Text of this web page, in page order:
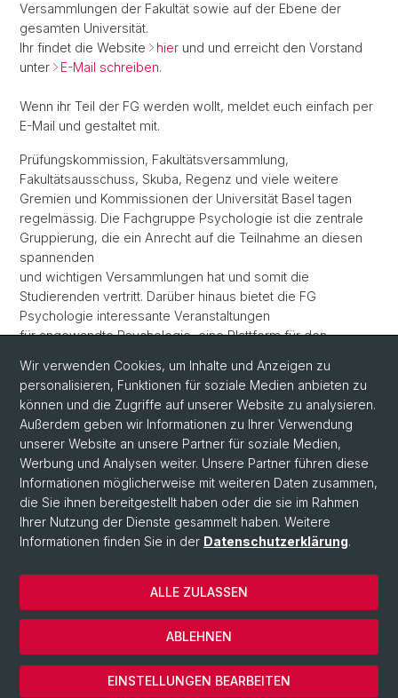
Versammlungen der Fakultät sowie auf der Ebene der
gesamten Universität.
Ihr findet die Website
hier und und erreicht den Vorstand
unter
E-Mail schreiben.
Wenn ihr Teil der FG werden wollt, meldet euch einfach per
E-Mail und gestaltet mit.
Prüfungskommission, Fakultätsversammlung,
Fakultätsausschuss, Skuba, Regenz und viele weitere
Gremien und Kommissionen der Universität Basel tagen
regelmässig. Die Fachgruppe Psychologie ist die zentrale
Gruppierung, die ein Anrecht auf die Teilnahme an diesen
spannenden
und wichtigen Versammlungen hat und somit die
Studierenden vertritt. Darüber hinaus bietet die FG
Psychologie interessante Veranstaltungen
für angewandte Psychologie, eine Plattform für den
Möglichkeit, sich der Fakultät zu vernetzen.
Jede*r ist herzlichst eingeladen mitzugestalten!
© Universität Basel
Datenschutzerklärung
Wir verwenden Cookies, um Inhalte und Anzeigen zu
personalisieren, Funktionen für soziale Medien anbieten zu
können und die Zugriffe auf unserer Website zu analysieren.
Außerdem geben wir Informationen zu Ihrer Verwendung
unserer Website an unsere Partner für soziale Medien,
Werbung und Analysen weiter. Unsere Partner führen diese
Informationen möglicherweise mit weiteren Daten zusammen,
die Sie ihnen bereitgestellt haben oder die sie im Rahmen
Ihrer Nutzung der Dienste gesammelt haben. Weitere
Informationen finden Sie in der Datenschutzerklärung.
EINSTELLUNGEN BEARBEITEN
ABLEHNEN
ALLE ZULASSEN